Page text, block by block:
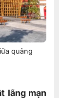
quảng
lãng mạn